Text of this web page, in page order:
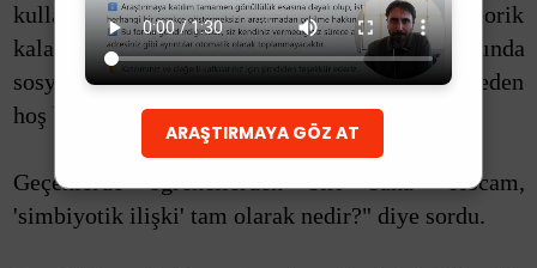
kullanırım. Esasen biyolojiden neşet eden ve teorik
kalan bu kavram, insani ilişkilere uyarlandığında
sosyal ilişkilerin pragmatik doğasını aşikar eden
hoş bir metafora dönüşür.
Geçenlerde öğrencilerden biri bana "Hocam,
'simbiyotik ilişki' tam olarak nedir?" diye sordu.
ARAŞTIRMAYA GÖZ AT